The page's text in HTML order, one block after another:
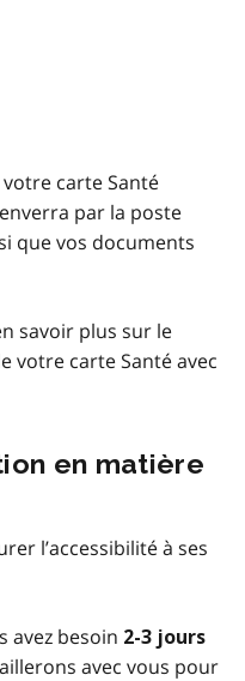
carte Santé
par la poste
que vos documents
savoir plus sur le
votre carte Santé avec
en matière
l’accessibilité à ses
avez besoin 2-3 jours
avec vous pour